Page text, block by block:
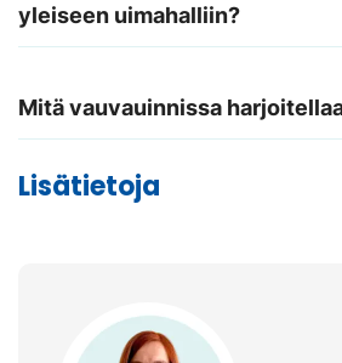
yleiseen uimahalliin?
Mitä vauvauinnissa
Lisätietoja